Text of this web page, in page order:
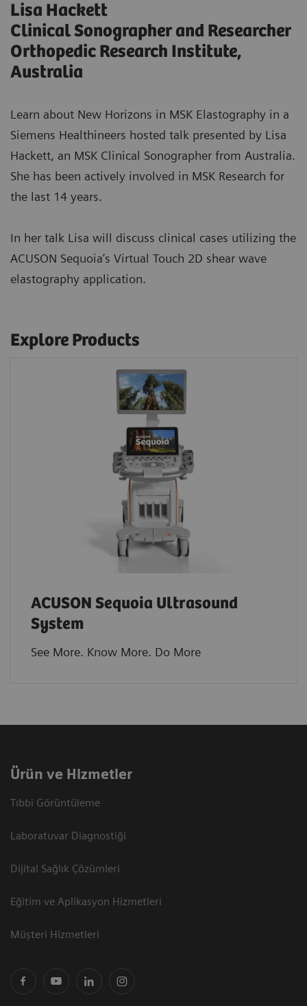
Lisa Hackett
Clinical Sonographer and Researcher
Orthopedic Research Institute,
Australia
Learn about New Horizons in MSK Elastography in a
Siemens Healthineers hosted talk presented by Lisa
Hackett, an MSK Clinical Sonographer from Australia.
She has been actively involved in MSK Research for
the last 14 years.
In her talk Lisa will discuss clinical cases utilizing the
ACUSON Sequoia’s Virtual Touch 2D shear wave
elastography application.
Explore Products
ACUSON Sequoia Ultrasound
System
See More. Know More. Do More
Ürün ve Hizmetler
Tıbbi Görüntüleme
Laboratuvar Diagnostiği
Dijital Sağlık Çözümleri
Eğitim ve Aplikasyon Hizmetleri
Müşteri Hizmetleri